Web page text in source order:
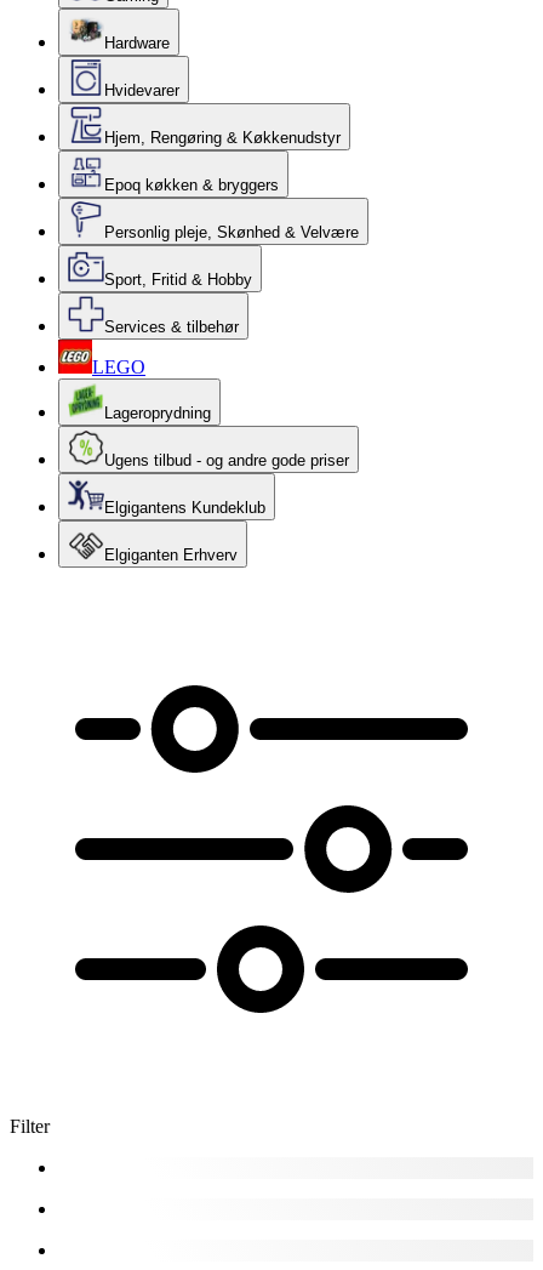
Hardware
Hvidevarer
Hjem, Rengøring & Køkkenudstyr
Epoq køkken & bryggers
Personlig pleje, Skønhed & Velvære
Sport, Fritid & Hobby
Services & tilbehør
LEGO
Lageroprydning
Ugens tilbud - og andre gode priser
Elgigantens Kundeklub
Elgiganten Erhverv
Filter